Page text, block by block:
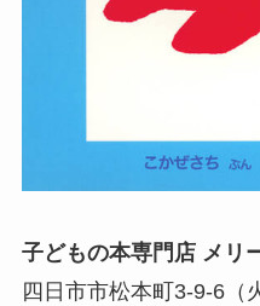
子どもの本専門店 メリ
四日市市松本町3-9-6（